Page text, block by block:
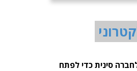
סינית כדי לפתח